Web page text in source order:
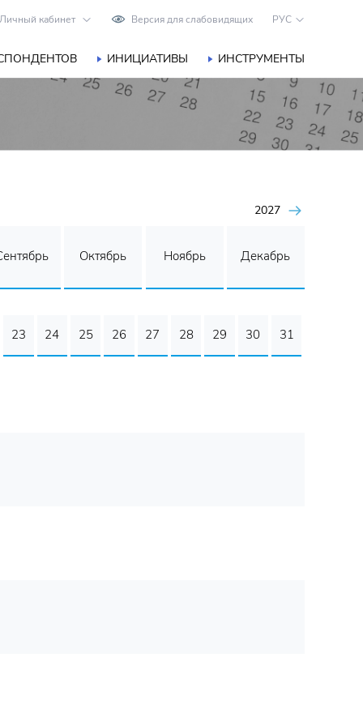
Личный кабинет Версия для слабовидящих РУС
ИНИЦИАТИВЫ ИНСТРУМЕНТЫ
2027
Октябрь Ноябрь Декабрь
23 24 25 26 27 28 29 30 31